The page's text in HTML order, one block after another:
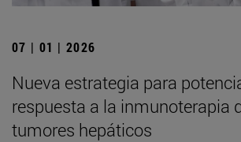
07 | 01 | 2026
Nueva estrategia para
respuesta a la inmunoterapia
tumores hepáticos